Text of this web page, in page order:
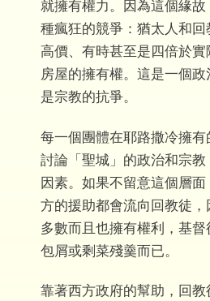
就擁有權力。因為這個緣
種瘋狂的競爭：猶太人和回
高價、有時甚至是四倍於
房屋的擁有權。這是一個
是宗教的抗爭。
每一個團體在耶路撒冷擁
討論「聖城」的政治和宗
因素。如果不留意這個層
方的援助都會流向回教徒
多數而且也擁有權利，基
包屑或剩菜殘羹而已。
靠著西方政府的幫助，回